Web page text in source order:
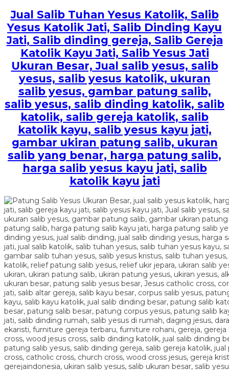
Jual Salib Tuhan Yesus Katolik, Salib
Yesus Katolik Jati, Salib Dinding Kayu
Jati, Salib dinding gereja, Salib Gereja
Katolik Kayu Jati, Salib Yesus Jati
Ukuran Besar, Jual salib yesus, salib
yesus, salib yesus katolik, ukuran
salib yesus, gambar patung salib,
salib yesus, salib dinding katolik, salib
katolik, salib gereja katolik, salib
katolik kayu, salib yesus kayu jati,
gambar ukiran patung salib, ukuran
salib yang benar, harga patung salib,
harga salib yesus kayu jati, salib
katolik kayu jati